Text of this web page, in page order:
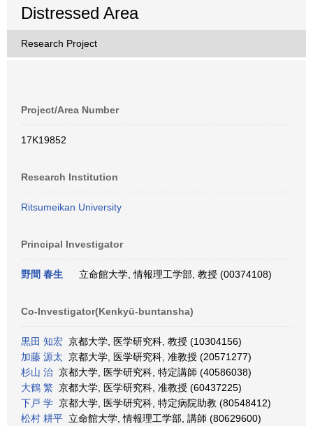
Distressed Area
Research Project
Project/Area Number
17K19852
Research Institution
Ritsumeikan University
Principal Investigator
野間 春生 立命館大学, 情報理工学部, 教授 (00374108)
Co-Investigator(Kenkyū-buntansha)
黒田 知宏 京都大学, 医学研究科, 教授 (10304156)
加藤 源太 京都大学, 医学研究科, 准教授 (20571277)
杉山 治 京都大学, 医学研究科, 特定講師 (40586038)
大鶴 繁 京都大学, 医学研究科, 准教授 (60437225)
下戸 学 京都大学, 医学研究科, 特定病院助教 (80548412)
松村 耕平 立命館大学, 情報理工学部, 講師 (80629600)